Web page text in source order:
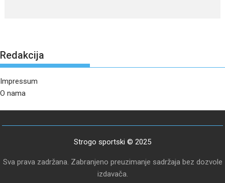
Redakcija
Impressum
O nama
Strogo sportski © 2025
Sva prava zadržana. Zabranjeno preuzimanje sadržaja bez dozvole
izdavača.